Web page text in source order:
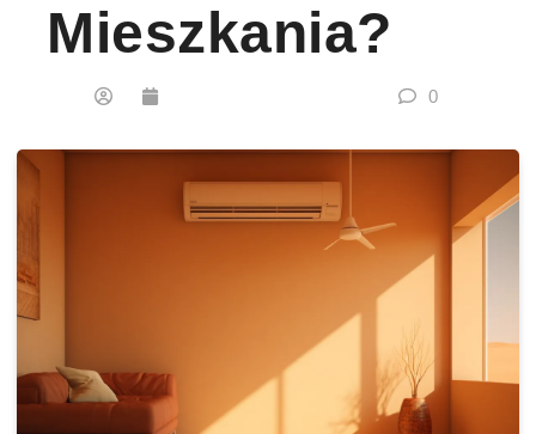
Mieszkania?
0